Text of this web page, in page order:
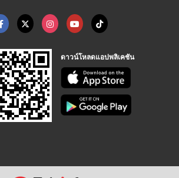
ดาวน์โหลดแอปพลิเคชัน